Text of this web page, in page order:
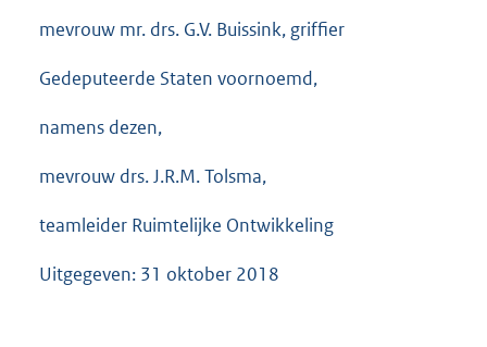
mevrouw mr. drs. G.V. Buissink, griffier
Gedeputeerde Staten voornoemd,
namens dezen,
mevrouw drs. J.R.M. Tolsma,
teamleider Ruimtelijke Ontwikkeling
Uitgegeven: 31 oktober 2018